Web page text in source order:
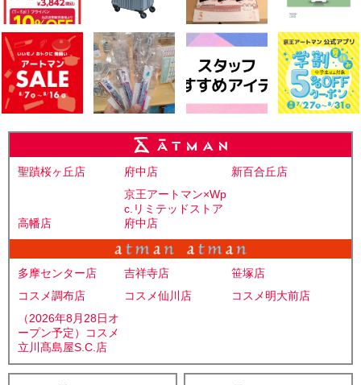
聖蹟桜ヶ丘店 府中店 新百合丘店
高幡店
京王アートマン×Wp
c.リミテッドストア
府中店
多摩センター店 吉祥寺店
笹塚店
コスメ調布店
コスメ仙川店
コスメ明大前店
（2026年8月28日オ
ープン予定）コスメ
立川髙島屋S.C.店